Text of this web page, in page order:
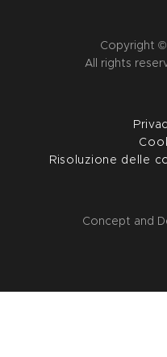
Copyright ©
All rights
Risoluzione delle
Concept and